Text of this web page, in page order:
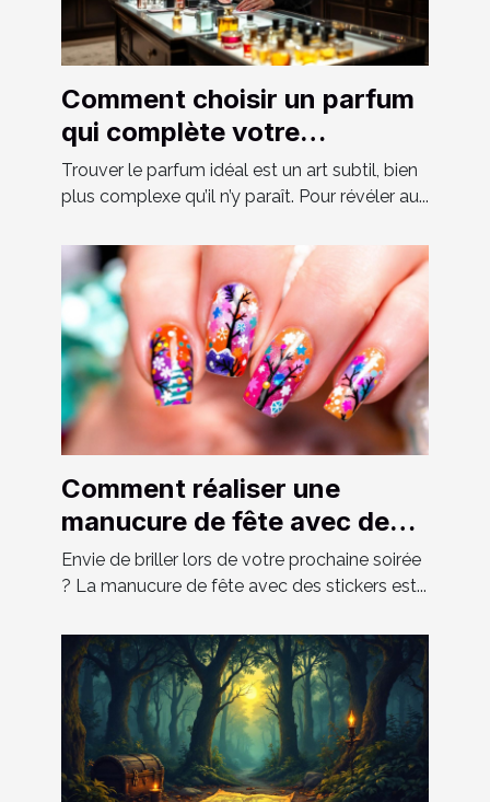
Comment choisir un parfum
qui complète votre
personnalité?
Trouver le parfum idéal est un art subtil, bien
plus complexe qu’il n’y paraît. Pour révéler au...
Comment réaliser une
manucure de fête avec des
stickers ?
Envie de briller lors de votre prochaine soirée
? La manucure de fête avec des stickers est...